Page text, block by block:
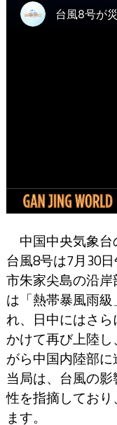
中国中央気象台
台風8号は7月30
市朱家尖島の沿
は「熱帯暴風雨
れ、日中にはさ
かけて再び上陸
がら中国内陸部
当局は、台風の
性を指摘してお
ます。